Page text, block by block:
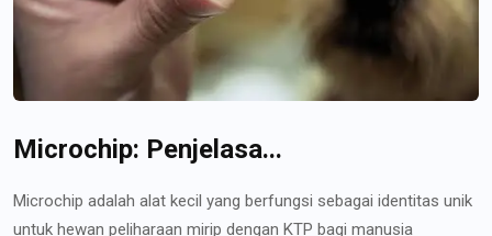
Microchip: Penjelasa...
Microchip adalah alat kecil yang berfungsi sebagai identitas unik
untuk hewan peliharaan mirip dengan KTP bagi manusia